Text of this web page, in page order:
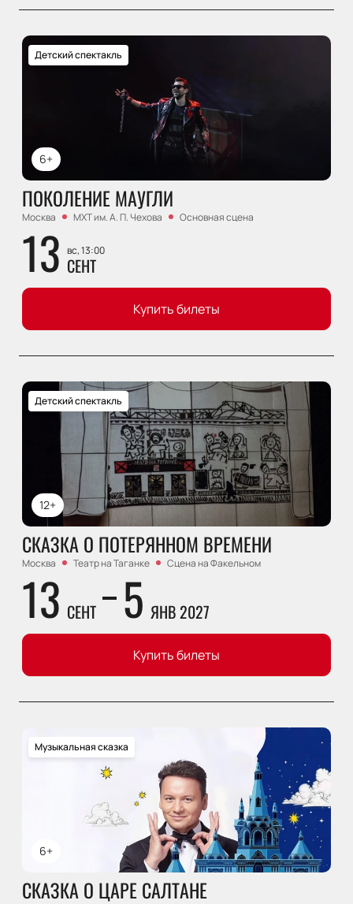
6+
Детский спектакль
ПОКОЛЕНИЕ МАУГЛИ
Москва МХТ им. А. П. Чехова Основная сцена
13 вс, 13:00
СЕНТ
Купить билеты
12+
Детский спектакль
СКАЗКА О ПОТЕРЯННОМ ВРЕМЕНИ
Москва Театр на Таганке Сцена на Факельном
13 СЕНТ 5 ЯНВ 2027
Купить билеты
6+
Музыкальная сказка
СКАЗКА О ЦАРЕ САЛТАНЕ